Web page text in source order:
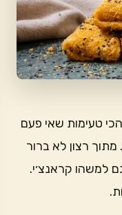
טעימות שאי פעם
רצון לא ברור
למשהו קראנצ׳י.